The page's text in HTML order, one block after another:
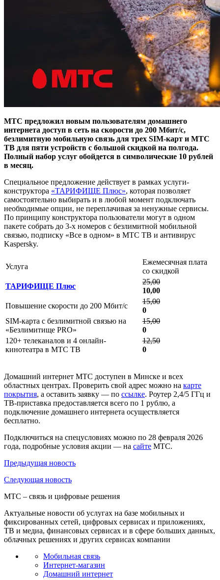
МТС предложил новым пользователям домашнего
интернета доступ в сеть на скорости до 200 Мбит/с,
безлимитную мобильную связь для трех SIM-карт и МТС
ТВ для пяти устройств с большой скидкой на полгода.
Полный набор услуг обойдется в символические 10 рублей
в месяц.
Специальное предложение действует в рамках услуги-
конструктора «ТАРИФИЩЕ Плюс», которая позволяет
самостоятельно выбирать и в любой момент подключать
необходимые опции, не переплачивая за ненужные сервисы.
По принципу конструктора пользователи могут в одном
пакете собрать до 3-х номеров с безлимитной мобильной
связью, подписку «Все в одном» в МТС ТВ и антивирус
Kaspersky.
Услуга
Ежемесячная плата
со скидкой
ТАРИФИЩЕ Плюс
25,00
10,00
Повышение скорости до 200 Мбит/с
15,00
0
SIM-карта с безлимитной связью на
«Безлимитище PRO»
15,00
0
120+ телеканалов и 4 онлайн-
кинотеатра в МТС ТВ
12,50
0
Домашний интернет МТС доступен в Минске и всех
областных центрах. Проверить свой адрес можно на карте
покрытия, а оставить заявку — по ссылке. Роутер 2,4/5 ГГц и
ТВ-приставка предоставляется всего по 1 рублю, а
подключение домашнего интернета осуществляется
бесплатно.
Подключиться на спецусловиях можно по 28 февраля 2026
года, подробные условия акции — на сайте МТС.
Предыдущая новость
Следующая новость
МТС – связь и цифровые решения
Актуальные новости об услугах на базе мобильных и
фиксированных сетей, цифровых сервисах и приложениях,
ТВ и медиа, финансовых сервисах и в сфере больших данных,
облачных решениях и других сервисах компании
Мобильная связь
Интернет-магазин
Домашний интернет